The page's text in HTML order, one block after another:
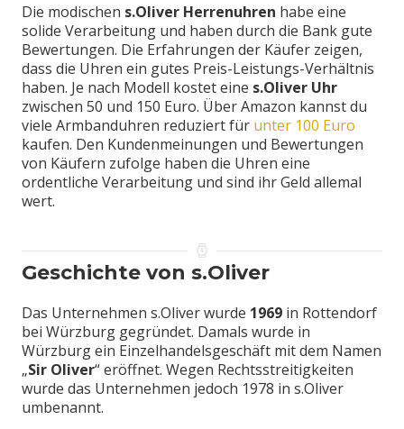
Die modischen s.Oliver Herrenuhren habe eine
solide Verarbeitung und haben durch die Bank gute
Bewertungen. Die Erfahrungen der Käufer zeigen,
dass die Uhren ein gutes Preis-Leistungs-Verhältnis
haben. Je nach Modell kostet eine s.Oliver Uhr
zwischen 50 und 150 Euro. Über Amazon kannst du
viele Armbanduhren reduziert für unter 100 Euro
kaufen. Den Kundenmeinungen und Bewertungen
von Käufern zufolge haben die Uhren eine
ordentliche Verarbeitung und sind ihr Geld allemal
wert.
Geschichte von s.Oliver
Das Unternehmen s.Oliver wurde 1969 in Rottendorf
bei Würzburg gegründet. Damals wurde in
Würzburg ein Einzelhandelsgeschäft mit dem Namen
„Sir Oliver“ eröffnet. Wegen Rechtsstreitigkeiten
wurde das Unternehmen jedoch 1978 in s.Oliver
umbenannt.